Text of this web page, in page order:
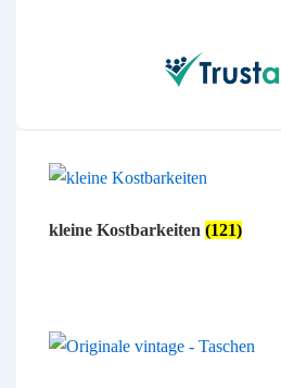
kleine Kostbarkeiten (121)